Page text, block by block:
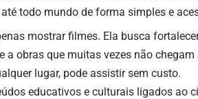
todo mundo de forma simples e
mostrar filmes. Ela busca
obras que muitas vezes não chegam
lugar, pode assistir sem custo.
educativos e culturais ligados ao